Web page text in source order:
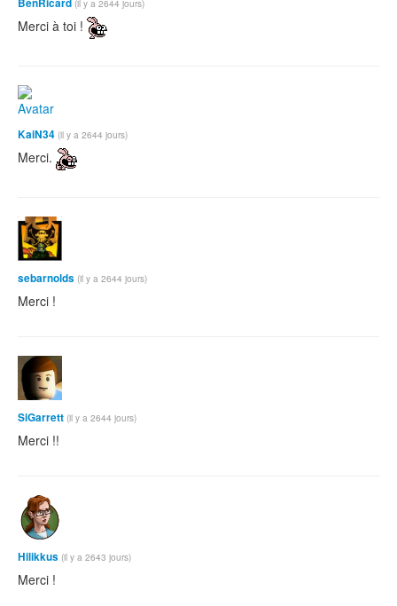
BenRicard (il y a 2644 jours)
Merci à toi !
KaiN34 (il y a 2644 jours)
Merci.
sebarnolds (il y a 2644 jours)
Merci !
SiGarrett (il y a 2644 jours)
Merci !!
Hilikkus (il y a 2643 jours)
Merci !